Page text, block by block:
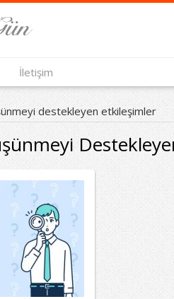
İletişim
destekleyen etkileşimler